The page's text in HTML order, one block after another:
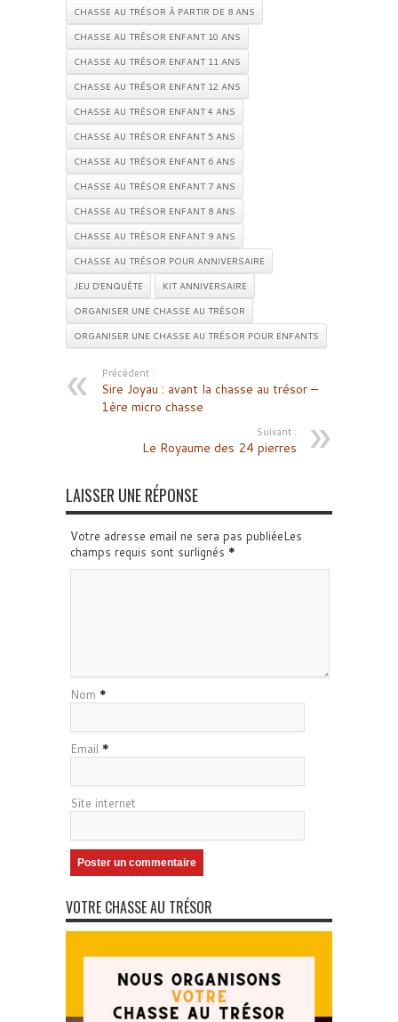
CHASSE AU TRÉSOR À PARTIR DE 8 ANS
CHASSE AU TRÉSOR ENFANT 10 ANS
CHASSE AU TRÉSOR ENFANT 11 ANS
CHASSE AU TRÉSOR ENFANT 12 ANS
CHASSE AU TRÉSOR ENFANT 4 ANS
CHASSE AU TRÉSOR ENFANT 5 ANS
CHASSE AU TRÉSOR ENFANT 6 ANS
CHASSE AU TRÉSOR ENFANT 7 ANS
CHASSE AU TRÉSOR ENFANT 8 ANS
CHASSE AU TRÉSOR ENFANT 9 ANS
CHASSE AU TRÉSOR POUR ANNIVERSAIRE
JEU D'ENQUÊTE
KIT ANNIVERSAIRE
ORGANISER UNE CHASSE AU TRÉSOR
ORGANISER UNE CHASSE AU TRÉSOR POUR ENFANTS
Précédent :
Sire Joyau : avant la chasse au trésor –
1ère micro chasse
Suivant :
Le Royaume des 24 pierres
LAISSER UNE RÉPONSE
Votre adresse email ne sera pas publiéeLes
champs requis sont surlignés *
Nom *
Email *
Site internet
VOTRE CHASSE AU TRÉSOR